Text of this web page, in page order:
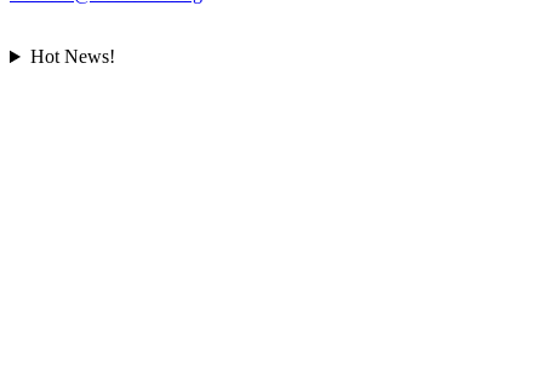
Hot News!